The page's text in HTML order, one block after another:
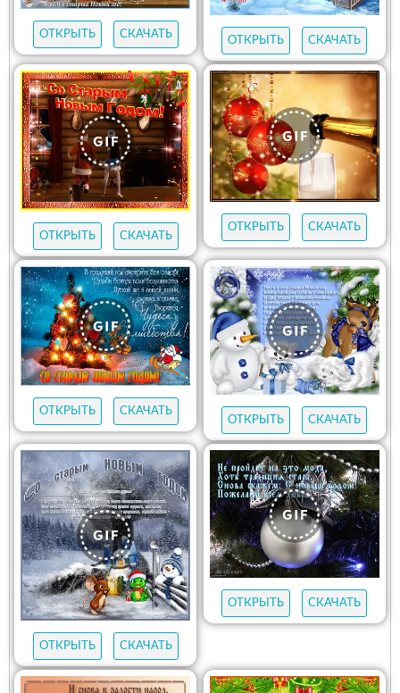
ОТКРЫТЬ СКАЧАТЬ
ОТКРЫТЬ СКАЧАТЬ
ОТКРЫТЬ СКАЧАТЬ
ОТКРЫТЬ СКАЧАТЬ
ОТКРЫТЬ
СКАЧАТЬ
ОТКРЫТЬ
СКАЧАТЬ
ОТКРЫТЬ СКАЧАТЬ
ОТКРЫТЬ СКАЧАТЬ